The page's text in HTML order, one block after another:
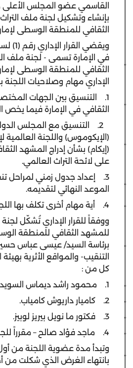
القاسمي عضو المجلس الأعلى
بإنشاء وتشكيل لجنة ملف
الثقافي للمنطقة الوسطى
في الإمارة تسمى - لجنة ملف
الثقافي للمنطقة الوسطى
الإداري مهام وصلاحيات اللجنة
1. التنسيق بين الجهات
الثقافي في الإمارة فيما يخص
2. التنسيق مع المجلس
(الإيكوموس) واللجنة العالمية
(إيكام) بشأن إدراج المشهد
على لائحة التراث العالمي.
3. إعداد جدول زمني لمراحل
الموعد النهائي لتقديمه.
4. أية مهام أخرى تكلف بها اللجنة من حاكم الإمارة.
ووفقاً للقرار الإداري تُشكّل
للمشهد الثقافي للمنطقة
برئاسة السيد/ عيسى عباس
التنقيب- والمواقع الأثرية
كل من :
1. محمود راشد ديماس السويدي.
2. كاميار داريوش كامياب.
3. فكتور ما نويل بيريز لوبيز.
4. ماجد فؤاد صالح – مقرراً للجنة.
وتبدأ مدة عضوية اللجنة من
بانتهاء الغرض الذي شكلت من